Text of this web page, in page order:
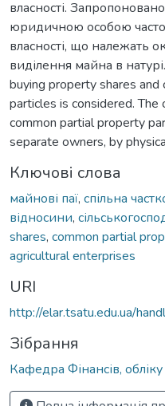
власності.
юридичною особою
власності, що належать
виділення майна в
buying property shares
particles is considered.
common partial property
separate owners, by
Ключові слова
майнові паї, спільна
відносини,
shares, common partial
agricultural enterprises
URI
http://elar.tsatu.edu.ua/
Зібрання
Кафедра Фінансів,